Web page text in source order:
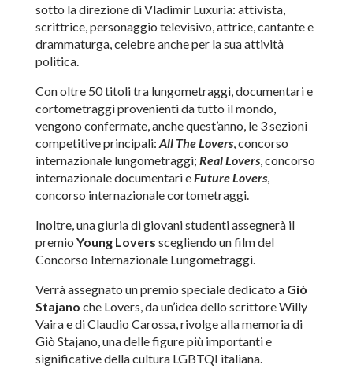
sotto la direzione di Vladimir Luxuria: attivista,
scrittrice, personaggio televisivo, attrice, cantante e
drammaturga, celebre anche per la sua attività
politica.
Con oltre 50 titoli tra lungometraggi, documentari e
cortometraggi provenienti da tutto il mondo,
vengono confermate, anche quest’anno, le 3 sezioni
competitive principali: All The Lovers, concorso
internazionale lungometraggi; Real Lovers, concorso
internazionale documentari eFuture Lovers,
concorso internazionale cortometraggi.
Inoltre, una giuria di giovani studenti assegnerà il
premio Young Lovers scegliendo un film del
Concorso Internazionale Lungometraggi.
Verrà assegnato un premio speciale dedicato a Giò
Stajano che Lovers, da un’idea dello scrittore Willy
Vaira e di Claudio Carossa, rivolge alla memoria di
Giò Stajano, una delle figure più importanti e
significative della cultura LGBTQI italiana.